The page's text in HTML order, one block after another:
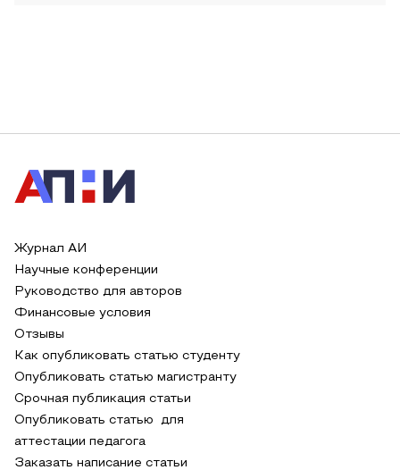
Журнал АИ
Научные конференции
Руководство для авторов
Финансовые условия
Отзывы
Как опубликовать статью студенту
Опубликовать статью магистранту
Срочная публикация статьи
Опубликовать статью для
аттестации педагога
Заказать написание статьи